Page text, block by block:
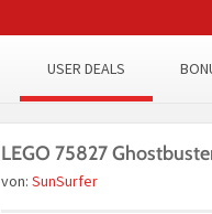
USER DEALS
LEGO 75827
von: SunSurfer